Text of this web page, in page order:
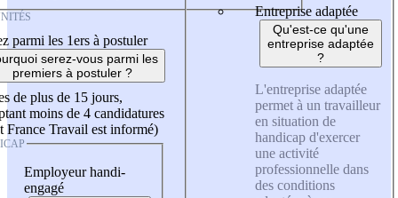
parmi les 1ers à postuler
serez-vous parmi les
premiers à postuler ?
de plus de 15 jours,
moins de 4 candidatures
France Travail est informé)
Employeur handi-
engagé
Entreprise adaptée
Qu'est-ce qu'une
entreprise adaptée
?
L'entreprise adaptée
permet à un travailleur
en situation de
handicap d'exercer
une activité
professionnelle dans
des conditions